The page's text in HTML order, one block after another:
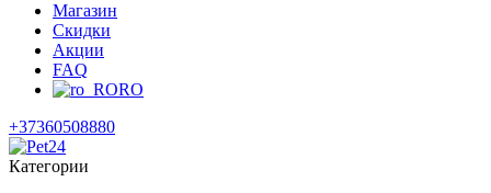
Магазин
Скидки
Акции
FAQ
RO
+37360508880
Категории